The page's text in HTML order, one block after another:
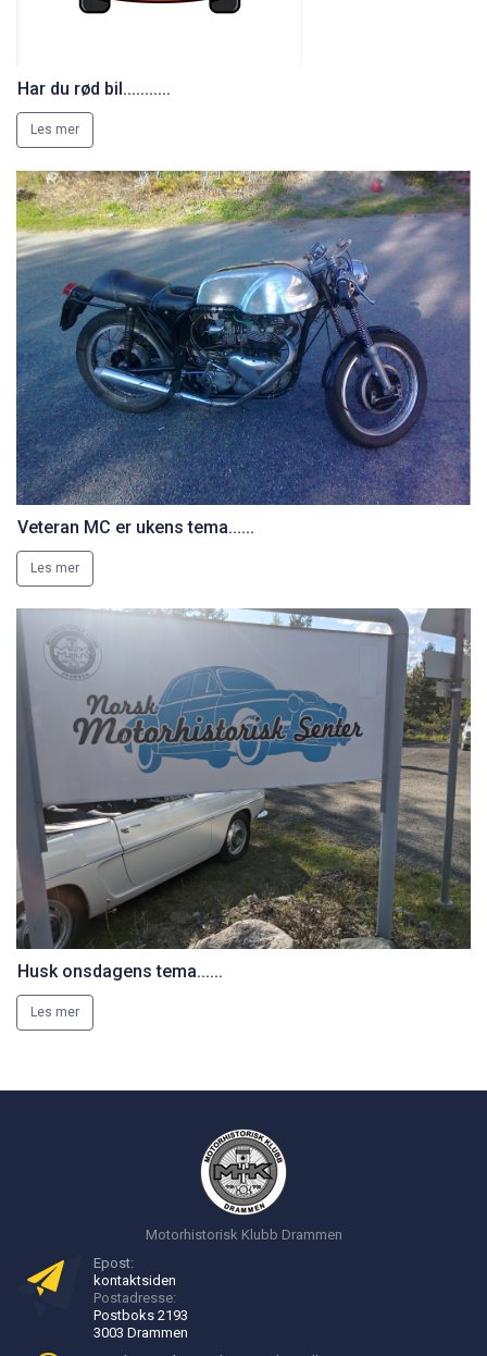
Har du rød bil...........
Les mer
Veteran MC er ukens tema......
Les mer
Husk onsdagens tema......
Les mer
Motorhistorisk Klubb Drammen
Epost:
kontaktsiden
Postadresse:
Postboks 2193
3003 Drammen